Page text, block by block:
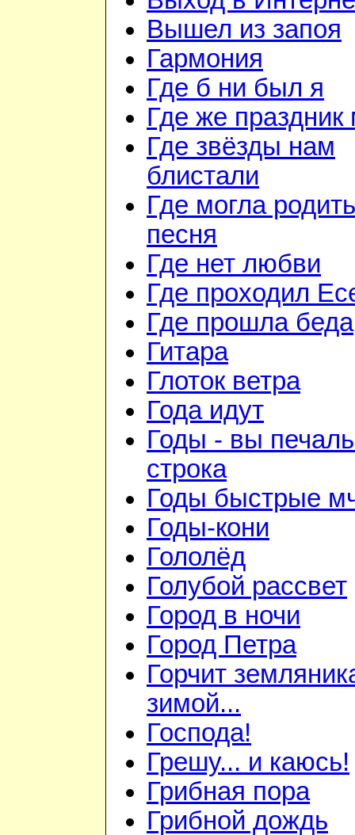
Вышел из запоя
Гармония
Где б ни был я
Где же праздник
Где звёзды нам
блистали
Где могла
песня
Где нет любви
Где проходил
Где прошла беда
Гитара
Глоток ветра
Года идут
Годы - вы
строка
Годы быстрые
Годы-кони
Гололёд
Голубой рассвет
Город в ночи
Город Петра
Горчит
зимой...
Господа!
Грешу... и каюсь!
Грибная пора
Грибной дождь